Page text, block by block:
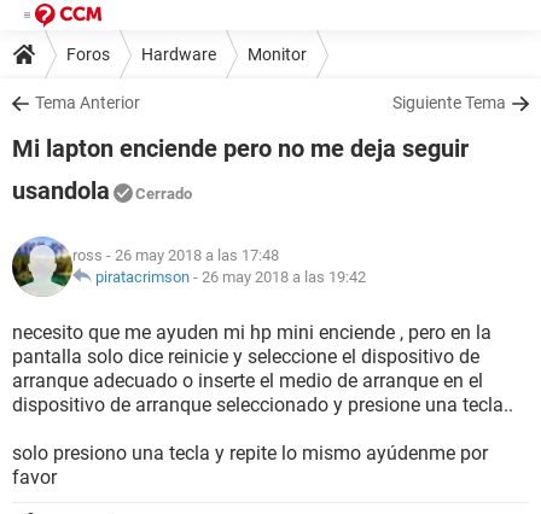
Foros Hardware Monitor
Tema Anterior Siguiente Tema
Mi lapton enciende pero no me deja seguir
usandola
Cerrado
ross - 26 may 2018 a las 17:48
piratacrimson - 26 may 2018 a las 19:42
necesito que me ayuden mi hp mini enciende , pero en la
pantalla solo dice reinicie y seleccione el dispositivo de
arranque adecuado o inserte el medio de arranque en el
dispositivo de arranque seleccionado y presione una tecla..
solo presiono una tecla y repite lo mismo ayúdenme por
favor